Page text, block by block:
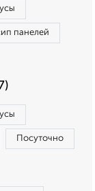
панелей
Посуточно